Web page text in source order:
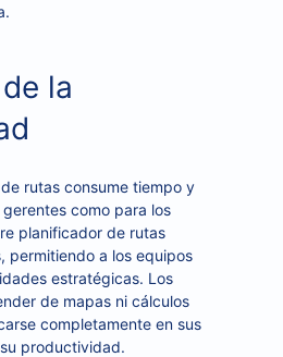
la
rutas consume tiempo y
como para los
planificador de rutas
permitiendo a los equipos
estratégicas. Los
de mapas ni cálculos
completamente en sus
productividad.